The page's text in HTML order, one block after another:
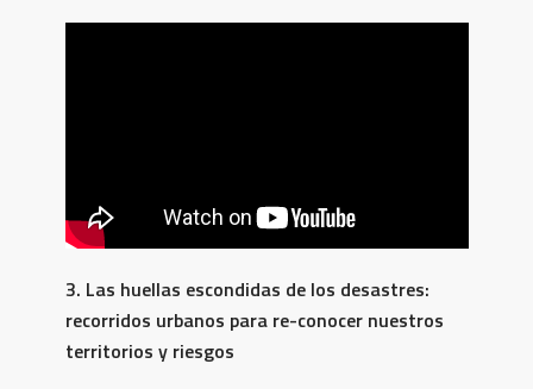
3. Las huellas escondidas de los desastres:
recorridos urbanos para re-conocer nuestros
territorios y riesgos